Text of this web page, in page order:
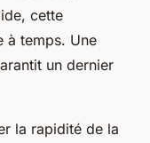
cette
à temps. Une
un dernier
la rapidité de la